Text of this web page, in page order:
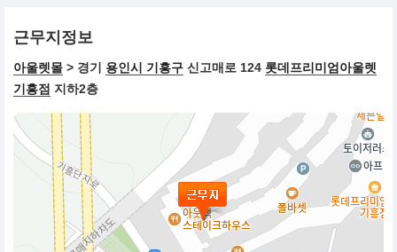
근무지정보
아울렛몰 > 경기 용인시 기흥구 신고매로 124 롯데프리미엄아울렛
기흥점 지하2층